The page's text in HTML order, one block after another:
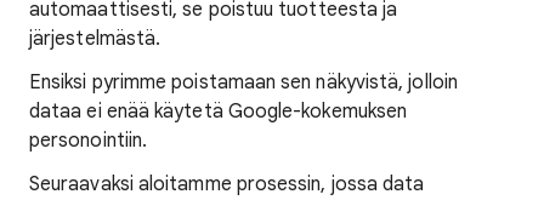
automaattisesti, se poistuu tuotteesta ja
järjestelmästä.
Ensiksi pyrimme poistamaan sen näkyvistä, jolloin
dataa ei enää käytetä Google-kokemuksen
personointiin.
Seuraavaksi aloitamme prosessin, jossa data